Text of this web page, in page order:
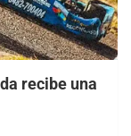
recibe una